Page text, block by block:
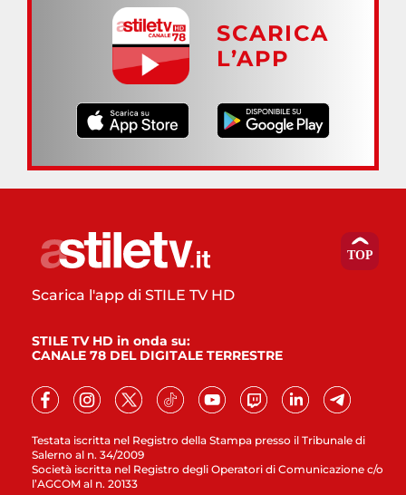
SCARICA
L’APP
Testata iscritta nel Registro della Stampa presso il Tribunale di
Salerno al n. 34/2009
Società iscritta nel Registro degli Operatori di Comunicazione c/o
l’AGCOM al n. 20133
Scarica l'app di STILE TV HD
STILE TV HD in onda su:
CANALE 78 DEL DIGITALE TERRESTRE